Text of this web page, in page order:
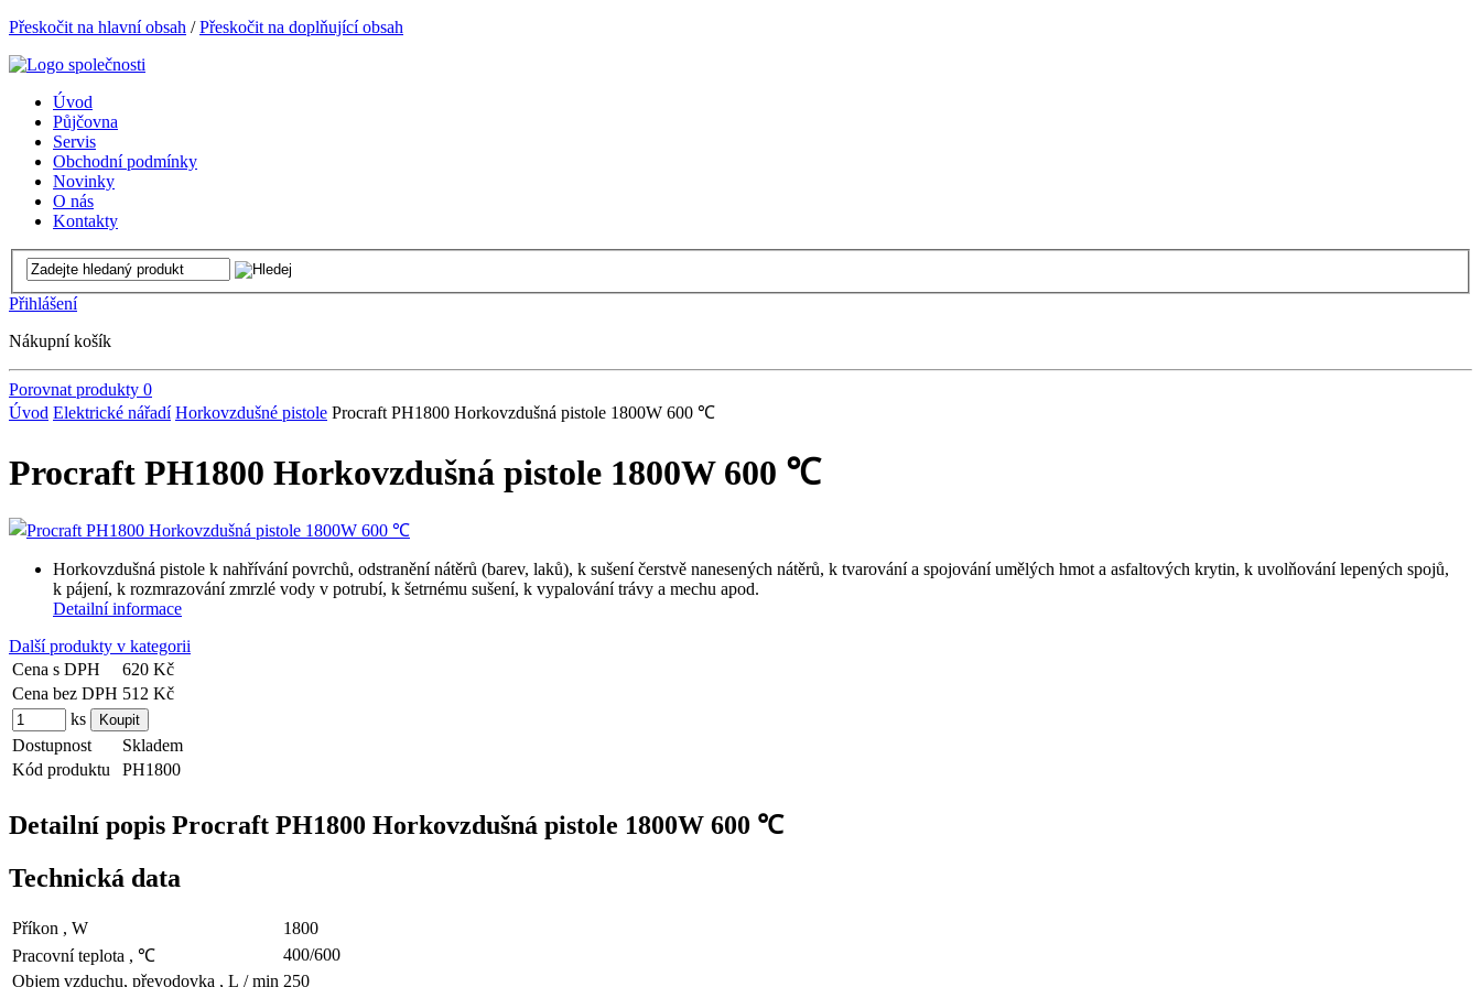
Přeskočit na hlavní obsah /Přeskočit na doplňující obsah
Úvod
Půjčovna
Servis
Obchodní podmínky
Novinky
O nás
Kontakty
Přihlášení
Nákupní košík
Porovnat produkty 0
Úvod Elektrické nářadí Horkovzdušné pistole Procraft PH1800 Horkovzdušná pistole 1800W 600 ℃
Procraft PH1800 Horkovzdušná pistole 1800W 600 ℃
Horkovzdušná pistole k nahřívání povrchů, odstranění nátěrů (barev, laků), k sušení čerstvě nanesených nátěrů, k tvarování a spojování umělých hmot a asfaltových krytin, k uvolňování lepených spojů,
k pájení, k rozmrazování zmrzlé vody v potrubí, k šetrnému sušení, k vypalování trávy a mechu apod.
Detailní informace
Další produkty v kategorii
Cena s DPH
620 Kč
Cena bez DPH 512 Kč
ks
Dostupnost
Skladem
Kód produktu
PH1800
Detailní popis Procraft PH1800 Horkovzdušná pistole 1800W 600 ℃
Technická data
Příkon , W
1800
Pracovní teplota , ℃
400/600
Objem vzduchu, převodovka , L / min 250